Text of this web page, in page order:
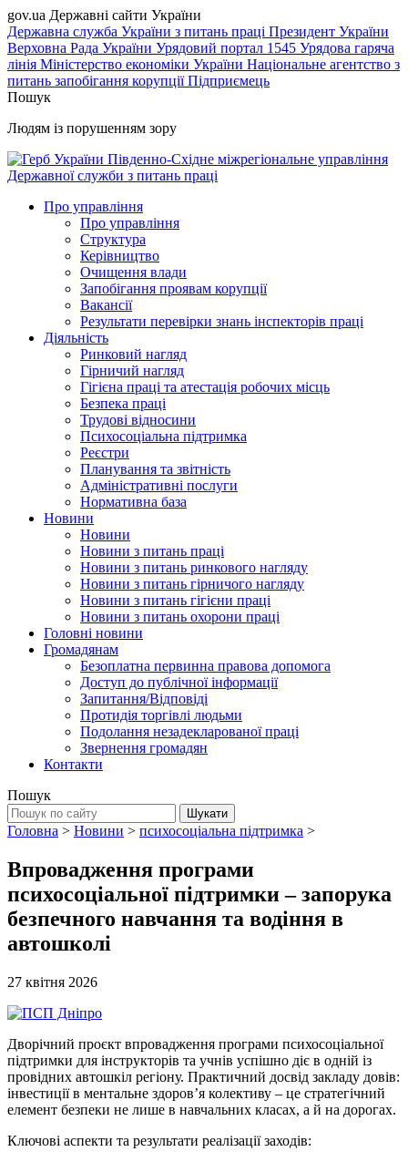
gov.ua Державні сайти України
Державна служба України з питань праці Президент України
Верховна Рада України Урядовий портал 1545 Урядова гаряча
лінія Міністерство економіки України Національне агентство з
питань запобігання корупціїПідприємець
Пошук
Людям із порушенням зору
Південно-Східне міжрегіональне управління
Державної служби з питань праці
Про управління
Про управління
Структура
Керівництво
Очищення влади
Запобігання проявам корупції
Вакансії
Результати перевірки знань інспекторів праці
Діяльність
Ринковий нагляд
Гірничий нагляд
Гігієна праці та атестація робочих місць
Безпека праці
Трудові відносини
Психосоціальна підтримка
Реєстри
Планування та звітність
Адміністративні послуги
Нормативна база
Новини
Новини
Новини з питань праці
Новини з питань ринкового нагляду
Новини з питань гірничого нагляду
Новини з питань гігієни праці
Новини з питань охорони праці
Головні новини
Громадянам
Безоплатна первинна правова допомога
Доступ до публічної інформації
Запитання/Відповіді
Протидія торгівлі людьми
Подолання незадекларованої праці
Звернення громадян
Контакти
Пошук
Головна > Новини > психосоціальна підтримка >
Впровадження програми
психосоціальної підтримки – запорука
безпечного навчання та водіння в
автошколі
27 квітня 2026
Дворічний проєкт впровадження програми психосоціальної
підтримки для інструкторів та учнів успішно діє в одній із
провідних автошкіл регіону. Практичний досвід закладу довів:
інвестиції в ментальне здоров’я колективу – це стратегічний
елемент безпеки не лише в навчальних класах, а й на дорогах.
Ключові аспекти та результати реалізації заходів: